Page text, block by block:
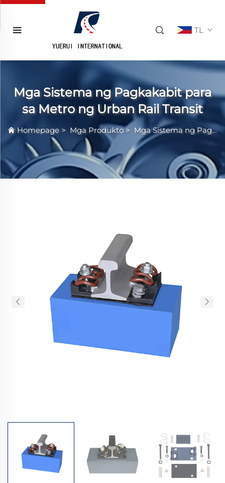
TL
Mga Sistema ng Pagkakabit para
sa Metro ng Urban Rail Transit
Homepage > Mga Produkto> Mga Sistema ng Pagkakabit para sa Metro ng Urban Rail Transit